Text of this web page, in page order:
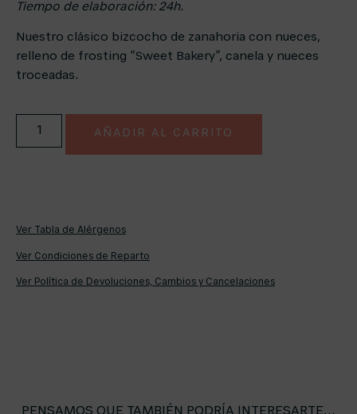
Tiempo de elaboración: 24h.
Nuestro clásico bizcocho de zanahoria con nueces,
relleno de frosting “Sweet Bakery”, canela y nueces
troceadas.
AÑADIR AL CARRITO
Ver Tabla de Alérgenos
Ver Condiciones de Reparto
Ver Política de Devoluciones, Cambios y Cancelaciones